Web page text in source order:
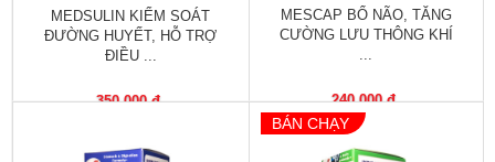
Khớp
Kháng
Nhiễm
MEDSULIN KIỂM SOÁT
ĐƯỜNG HUYẾT, HỖ TRỢ
ĐIỀU ...
350,000 đ
MESCAP BỔ NÃO, TĂNG
CƯỜNG LƯU THÔNG KHÍ
240,000 đ
BÁN CHẠY